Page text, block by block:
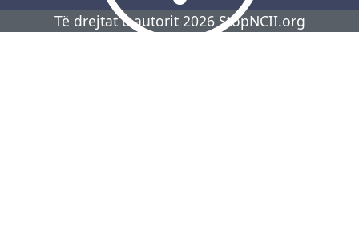
Të drejtat e autorit 2026 StopNCII.org